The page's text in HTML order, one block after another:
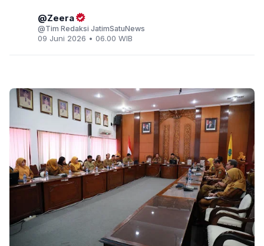
Zeera
Tim Redaksi JatimSatuNews
09 Juni 2026 • 06.00 WIB